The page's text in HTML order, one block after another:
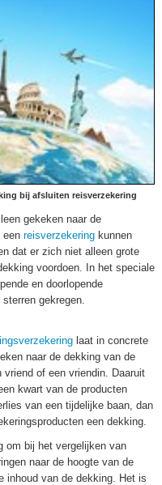
bij afsluiten reisverzekering
gekeken naar de
een reisverzekering kunnen
dat er zich niet alleen grote
voordoen. In het speciale
en doorlopende
gekregen.
laat in concrete
naar de dekking van de
of een vriendin. Daaruit
kwart van de producten
van een tijdelijke baan, dan
een dekking.
om bij het vergelijken van
naar de hoogte van de
inhoud van de dekking. Het is